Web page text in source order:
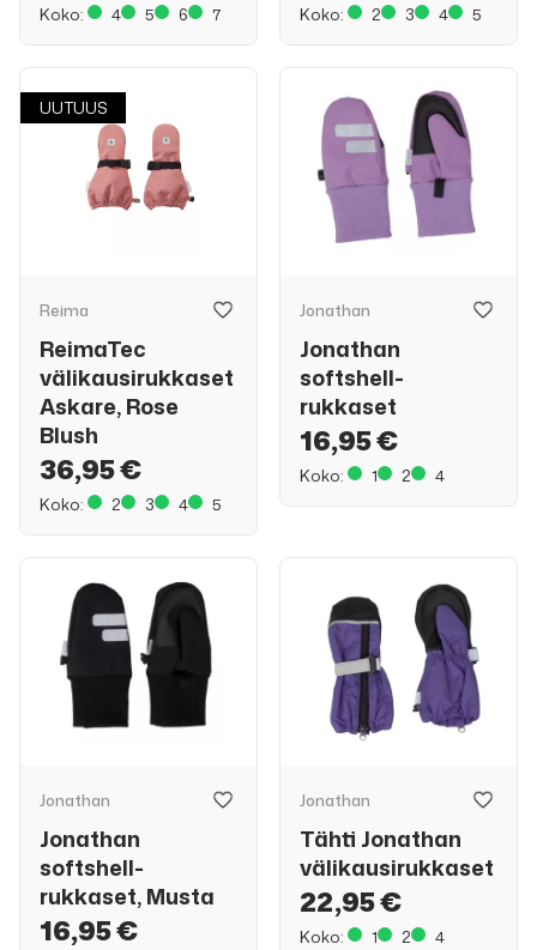
Koko: 4 5 6 7 Koko: 2 3 4 5
UUTUUS
Reima
ReimaTec
välikausirukkaset
Askare, Rose
Blush
36,95 €
Koko: 2 3 4 5
Jonathan
Jonathan
softshell-
rukkaset
16,95 €
Koko: 1 2 4
Jonathan
Jonathan
softshell-
rukkaset, Musta
16,95 €
Jonathan
Tähti Jonathan
välikausirukkaset
22,95 €
Koko: 1 2 4